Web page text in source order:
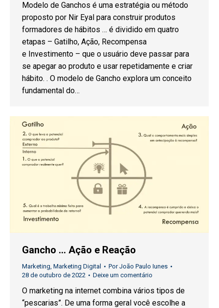
Modelo de Ganchos é uma estratégia ou método
proposto por Nir Eyal para construir produtos
formadores de hábitos … é dividido em quatro
etapas – Gatilho, Ação, Recompensa
e Investimento – que o usuário deve passar para
se apegar ao produto e usar repetidamente e criar
hábito. . O modelo de Gancho explora um conceito
fundamental do…
Gancho … Ação e Reação
Marketing Marketing Digital PorJoão Paulo Iunes
28 de outubro de 2022
Deixe um comentário
O marketing na internet combina vários tipos de
“pescarias”. De uma forma geral você escolhe a